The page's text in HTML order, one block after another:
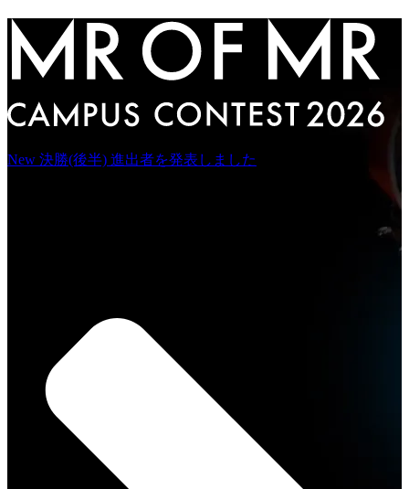
New 決勝(後半) 進出者を発表しました